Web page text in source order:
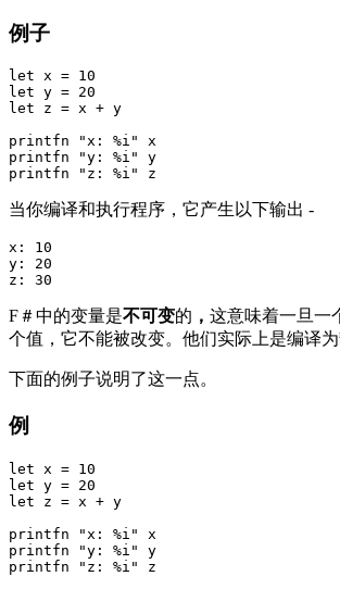
例子
let x = 10
let y = 20
let z = x + y
printfn "x: %i" x
printfn "y: %i" y
当你编译和执行程序，它产生以下输出 -
x: 10
y: 20
F＃中的变量是不可变的 ， 这意味着一旦一
个值，它不能被改变。他们实际上是编译为
下面的例子说明了这一点。
例
let x = 10
let y = 20
let z = x + y
printfn "x: %i" x
printfn "y: %i" y
printfn "z: %i" z